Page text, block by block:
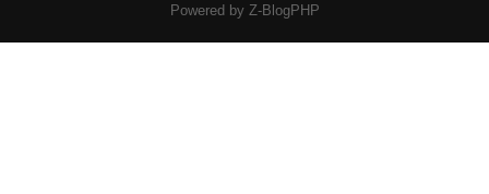
Powered by Z-BlogPHP